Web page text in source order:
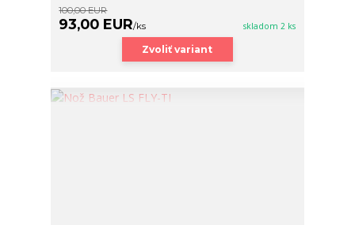
100,00 EUR
93,00 EUR/ks skladom 2 ks
Zvoliť variant